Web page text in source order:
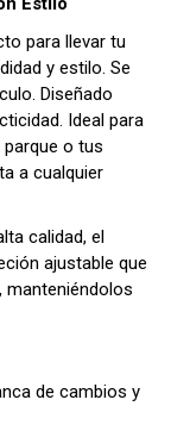
para llevar tu
y estilo. Se
Diseñado
Ideal para
parque o tus
a cualquier
calidad, el
ajustable que
de cambios y